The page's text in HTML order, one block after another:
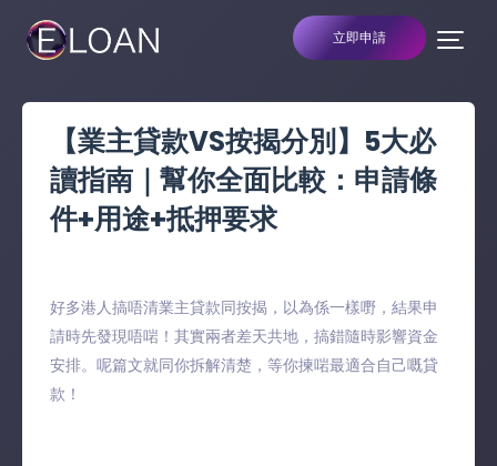
立即申請
【業主貸款VS按揭分別】5大必
讀指南｜幫你全面比較：申請條
件+用途+抵押要求
好多港人搞唔清業主貸款同按揭，以為係一樣嘢，結果申
請時先發現唔啱！其實兩者差天共地，搞錯隨時影響資金
安排。呢篇文就同你拆解清楚，等你揀啱最適合自己嘅貸
款！